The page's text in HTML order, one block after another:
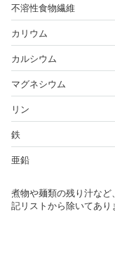
不溶性食物繊維
カリウム
カルシウム
マグネシウム
リン
鉄
亜鉛
煮物や麺類の残り汁な
記リストから除いてあり